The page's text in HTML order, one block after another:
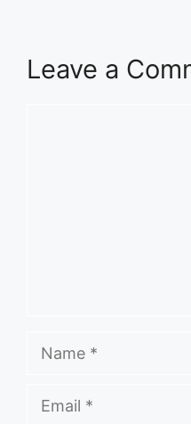
Leave a